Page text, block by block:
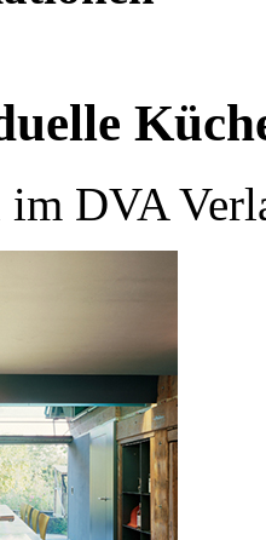
im DVA